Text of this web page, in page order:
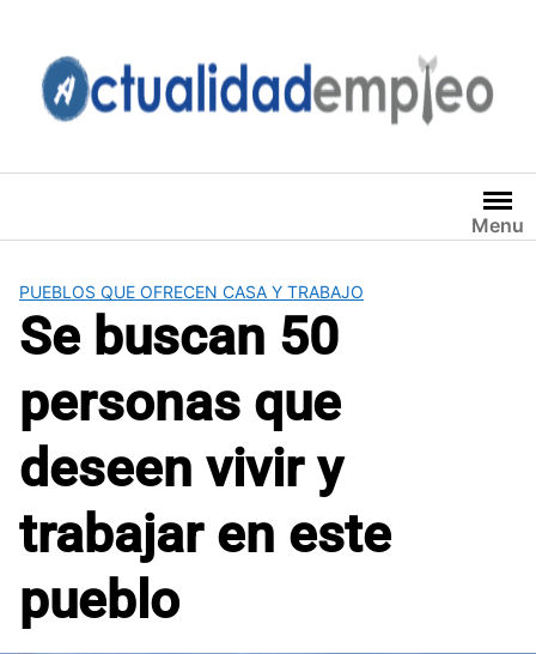
contenido
Menu
PUEBLOS QUE OFRECEN CASA Y TRABAJO
Se buscan 50
personas que
deseen vivir y
trabajar en este
pueblo